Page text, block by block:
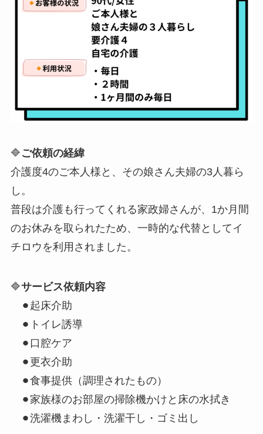
🔷 ご依頼の経緯
介護度4のご本人様と、その娘さん夫婦の3人暮ら
し。
普段は介護も行ってくれる家政婦さんが、1か月間
のお休みを取られたため、一時的な代替としてイ
チロウを利用されました。
🔷サービス依頼内容
⚫︎起床介助
⚫︎トイレ誘導
⚫︎口腔ケア
⚫︎更衣介助
⚫︎食事提供（調理されたもの）
⚫︎家族様のお部屋の掃除機かけと床の水拭き
⚫︎洗濯機まわし・洗濯干し・ゴミ出し